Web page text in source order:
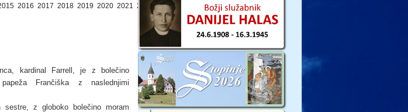
2016 2017 2018 2019 2020 2021 2022 2023 2025 2026
kardinal Farrell, je z bolečino
Frančiška z naslednjimi
sestre, z globoko bolečino moram